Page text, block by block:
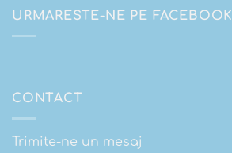
URMARESTE-NE PE FACEBOOK
CONTACT
Trimite-ne un mesaj